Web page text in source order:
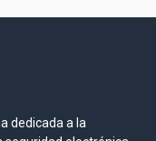
dedicada a la